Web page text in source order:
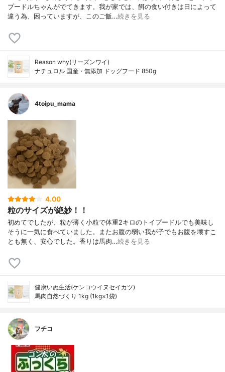
プードルちゃんがでてきます。我が家では、餌の食い付きは日によって
違う為、困っていますが、このご飯…続きを見る
Reason why(リーズンワイ)
ナチュロル 国産・無添加 ドッグフード 850g
4toipu_mama
4.00
粒のサイズが絶妙！！
初めてでしたが、粒が薄く小粒で体重2キロのトイプードルでも美味し
そうに一気に食べていました。またお腹の弱い我が子でもお腹を壊すこ
とも無く、安心でした。香りは馬肉…続きを見る
健康いぬ生活(ケンコウイヌセイカツ)
馬肉自然づくり 1kg (1kg×1袋)
フチコ